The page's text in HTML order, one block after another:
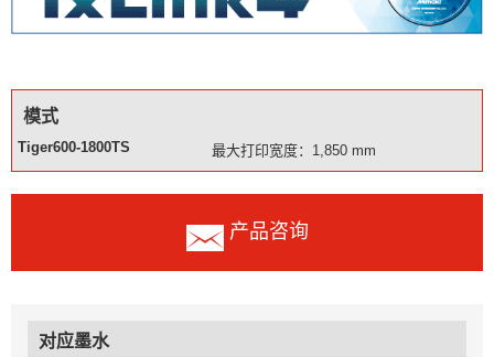
模式
Tiger600-1800TS 最大打印宽度：1,850 mm
产品咨询
对应墨水